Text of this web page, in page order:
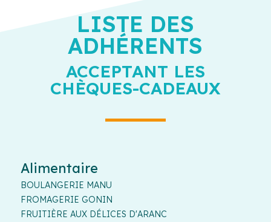
LISTE DES
ADHÉRENTS
ACCEPTANT LES
CHÈQUES-CADEAUX
Alimentaire
BOULANGERIE MANU
FROMAGERIE GONIN
FRUITIÈRE AUX DÉLICES D'ARANC